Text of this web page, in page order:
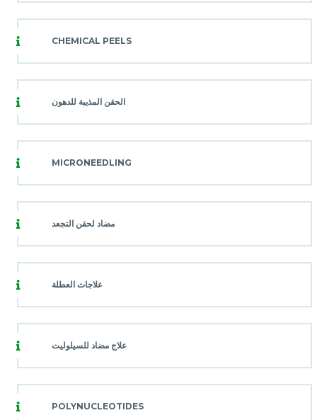
CHEMICAL PEELS
الحقن المذيبة للدهون
MICRONEEDLING
مضاد لحقن التجعد
علاجات العطلة
علاج مضاد للسيلوليت
POLYNUCLEOTIDES